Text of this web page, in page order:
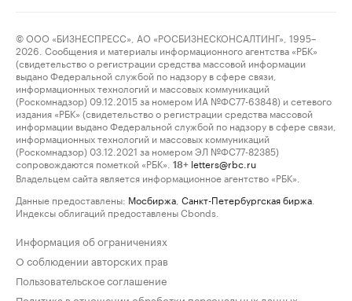
© ООО «БИЗНЕСПРЕСС», АО «РОСБИЗНЕСКОНСАЛТИНГ», 1995–
2026. Сообщения и материалы информационного агентства «РБК»
(свидетельство о регистрации средства массовой информации
выдано Федеральной службой по надзору в сфере связи,
информационных технологий и массовых коммуникаций
(Роскомнадзор) 09.12.2015 за номером ИА №ФС77-63848) и сетевого
издания «РБК» (свидетельство о регистрации средства массовой
информации выдано Федеральной службой по надзору в сфере связи,
информационных технологий и массовых коммуникаций
(Роскомнадзор) 03.12.2021 за номером ЭЛ №ФС77-82385)
сопровождаются пометкой «РБК».
18+ letters@rbc.ru
Владельцем сайта является информационное агентство «РБК».
Данные предоставлены: Мосбиржа Санкт-Петербургская биржа
Индексы облигаций предоставлены Cbonds.
Информация об ограничениях
О соблюдении авторских прав
Пользовательское соглашение